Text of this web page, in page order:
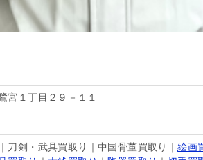
宮１丁目２９－１１
｜刀剣・武具買取り｜中国骨董買取り｜絵画